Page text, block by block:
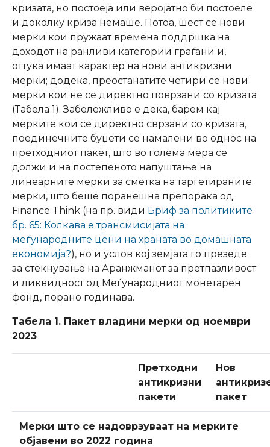
кризата, но постоеја или веројатно би постоеле
и доколку криза немаше. Потоа, шест се нови
мерки кои пружаат времена поддршка на
доходот на ранливи категории граѓани и,
оттука имаат карактер на нови антикризни
мерки; додека, преостанатите четири се нови
мерки кои не се директно поврзани со кризата
(Табела 1). Забележливо е дека, барем кај
мерките кои се директно сврзани со кризата,
поединечните буџети се намалени во однос на
претходниот пакет, што во голема мера се
должи и на постепеното напуштање на
линеарните мерки за сметка на таргетираните
мерки, што беше поранешна препорака од
Finance Think (на пр. види Бриф за политиките
бр. 65: Колкава е трансмисијата на
меѓународните цени на храната во домашната
економија?), но и услов кој земјата го презеде
за стекнување на Аранжманот за претпазливост
и ликвидност од Меѓународниот монетарен
фонд, порано годинава.
Табела 1. Пакет владини мерки од ноември
2023
Претходни
антикризни
пакети
Нов
пакет
Мерки што се надоврзуваат на мерките
објавени во 2022 година